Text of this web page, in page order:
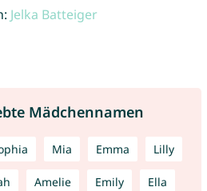
Jelka Batteiger
Mädchennamen
Mia Emma Lilly
Amelie Emily Ella